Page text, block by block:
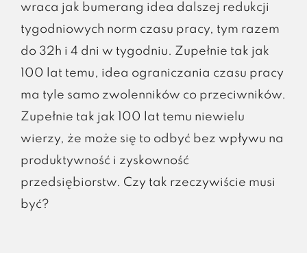
wraca jak bumerang idea dalszej redukcji
tygodniowych norm czasu pracy, tym razem
do 32h i 4 dni w tygodniu. Zupełnie tak jak
100 lat temu, idea ograniczania czasu pracy
ma tyle samo zwolenników co przeciwników.
Zupełnie tak jak 100 lat temu niewielu
wierzy, że może się to odbyć bez wpływu na
produktywność i zyskowność
przedsiębiorstw. Czy tak rzeczywiście musi
być?